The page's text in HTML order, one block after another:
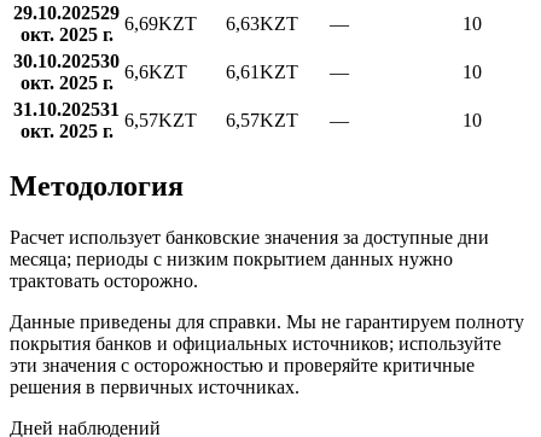
29.10.202529
окт. 2025 г.
6,69KZT 6,63KZT —
10
30.10.202530
окт. 2025 г.
6,6KZT 6,61KZT —
10
31.10.202531
окт. 2025 г.
6,57KZT 6,57KZT — 10
Методология
Расчет использует банковские значения за доступные дни
месяца; периоды с низким покрытием данных нужно
трактовать осторожно.
Данные приведены для справки. Мы не гарантируем полноту
покрытия банков и официальных источников; используйте
эти значения с осторожностью и проверяйте критичные
решения в первичных источниках.
Дней наблюдений